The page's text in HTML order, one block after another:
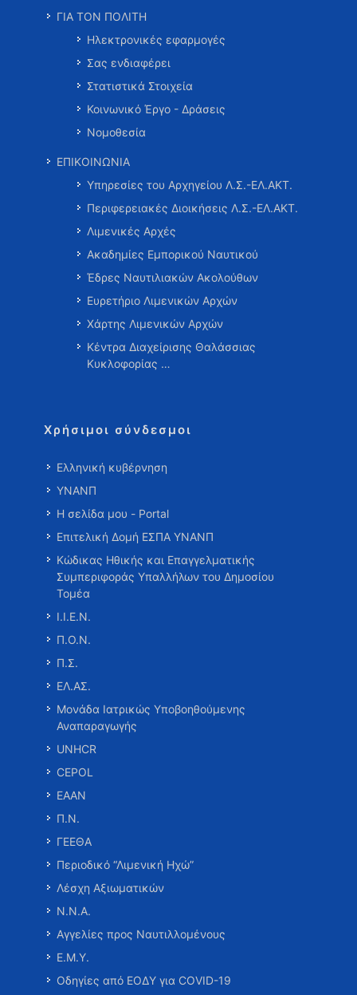
ΓΙΑ ΤΟΝ ΠΟΛΙΤΗ
Ηλεκτρονικές εφαρμογές
Σας ενδιαφέρει
Στατιστικά Στοιχεία
Κοινωνικό Έργο - Δράσεις
Νομοθεσία
ΕΠΙΚΟΙΝΩΝΙΑ
Υπηρεσίες του Αρχηγείου Λ.Σ.-ΕΛ.ΑΚΤ.
Περιφερειακές Διοικήσεις Λ.Σ.-ΕΛ.ΑΚΤ.
Λιμενικές Αρχές
Ακαδημίες Εμπορικού Ναυτικού
Έδρες Ναυτιλιακών Ακολούθων
Ευρετήριο Λιμενικών Αρχών
Χάρτης Λιμενικών Αρχών
Κέντρα Διαχείρισης Θαλάσσιας
Κυκλοφορίας …
Χρήσιμοι σύνδεσμοι
Ελληνική κυβέρνηση
ΥΝΑΝΠ
Η σελίδα μου - Portal
Επιτελική Δομή ΕΣΠΑ ΥΝΑΝΠ
Κώδικας Ηθικής και Επαγγελματικής
Συμπεριφοράς Υπαλλήλων του Δημοσίου
Τομέα
Ι.Ι.Ε.Ν.
Π.Ο.Ν.
Π.Σ.
ΕΛ.ΑΣ.
Μονάδα Ιατρικώς Υποβοηθούμενης
Αναπαραγωγής
UNHCR
CEPOL
ΕΑΑΝ
Π.Ν.
ΓΕΕΘΑ
Περιοδικό “Λιμενική Ηχώ”
Λέσχη Αξιωματικών
Ν.Ν.Α.
Αγγελίες προς Ναυτιλλομένους
Ε.Μ.Υ.
Οδηγίες από ΕΟΔΥ για COVID-19